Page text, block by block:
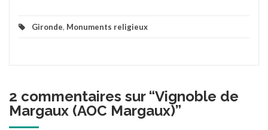
Gironde, Monuments religieux
2 commentaires sur “Vignoble de
Margaux (AOC Margaux)”